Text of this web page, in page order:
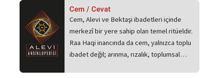
Cem / Cevat
Cem, Alevi ve Bektaşi ibadetleri içinde
merkezî bir yere sahip olan temel ritüeldir.
Raa Haqi inancında da cem, yalnızca toplu
ibadet değil; arınma, rızalık, toplumsal…